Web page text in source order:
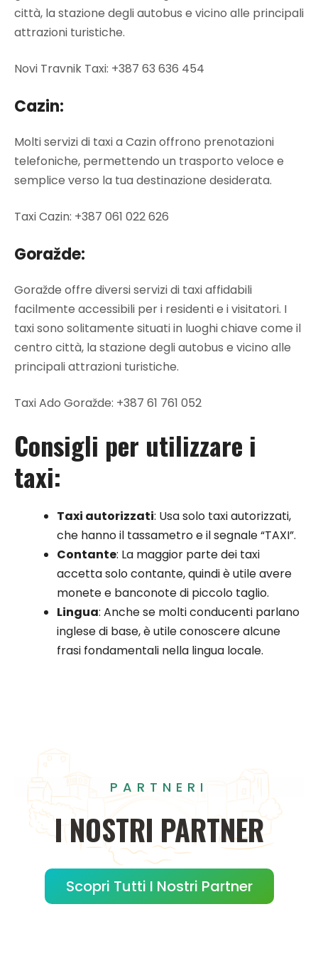
città, la stazione degli autobus e vicino alle principali
attrazioni turistiche.
Novi Travnik Taxi: +387 63 636 454
Cazin:
Molti servizi di taxi a Cazin offrono prenotazioni
telefoniche, permettendo un trasporto veloce e
semplice verso la tua destinazione desiderata.
Taxi Cazin: +387 061 022 626
Goražde:
Goražde offre diversi servizi di taxi affidabili
facilmente accessibili per i residenti e i visitatori. I
taxi sono solitamente situati in luoghi chiave come il
centro città, la stazione degli autobus e vicino alle
principali attrazioni turistiche.
Taxi Ado Goražde: +387 61 761 052
Consigli per utilizzare i
taxi:
Taxi autorizzati: Usa solo taxi autorizzati,
che hanno il tassametro e il segnale “TAXI”.
Contante: La maggior parte dei taxi
accetta solo contante, quindi è utile avere
monete e banconote di piccolo taglio.
Lingua: Anche se molti conducenti parlano
inglese di base, è utile conoscere alcune
frasi fondamentali nella lingua locale.
PARTNERI
INOSTRI PARTNER
Scopri Tutti I Nostri Partner